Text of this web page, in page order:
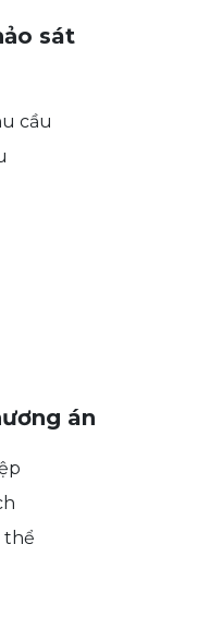
sát
cầu
án
thể